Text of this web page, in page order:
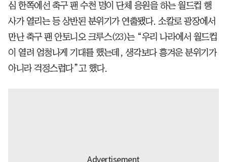
심 한쪽에선 축구 팬 수천 명이 단체 응원을 하는 월드컵 행
사가 열리는 등 상반된 분위기가 연출됐다. 소칼로 광장에서
만난 축구 팬 안토니오 크루스(23)는 “우리 나라에서 월드컵
이 열려 엄청나게 기대를 했는데, 생각보다 흥겨운 분위기가
아니라 걱정스럽다”고 했다.